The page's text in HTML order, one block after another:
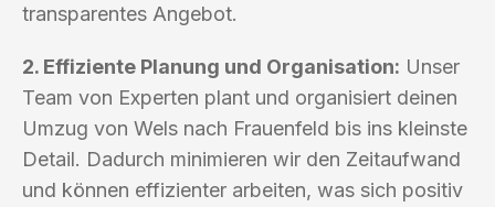
transparentes Angebot.
2. Effiziente Planung und Organisation: Unser
Team von Experten plant und organisiert deinen
Umzug von Wels nach Frauenfeld bis ins kleinste
Detail. Dadurch minimieren wir den Zeitaufwand
und können effizienter arbeiten, was sich positiv